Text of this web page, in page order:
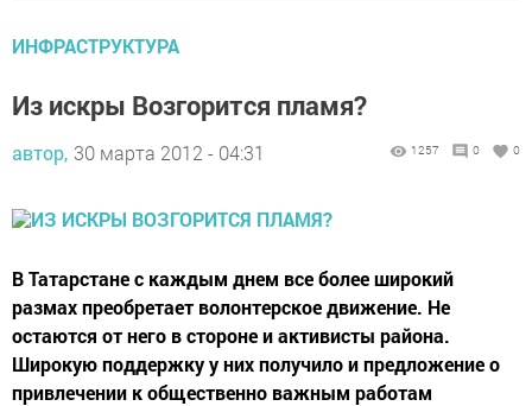
ИНФРАСТРУКТУРА
Из искры Возгорится пламя?
автор, 30 марта 2012 - 04:31 1257 0 0
В Татарстане с каждым днем все более широкий
размах преобретает волонтерское движение. Не
остаются от него в стороне и активисты района.
Широкую поддержку у них получило и предложение о
привлечении к общественно важным работам